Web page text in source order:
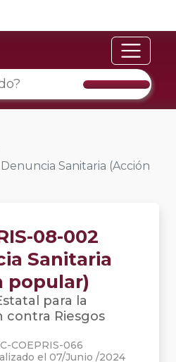
Sanitaria (Acción
08-002
Sanitaria
popular)
para la
contra Riesgos
COEPRIS-066
el 07/Junio /2024